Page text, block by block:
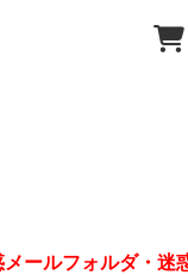
ールフォルダ・迷